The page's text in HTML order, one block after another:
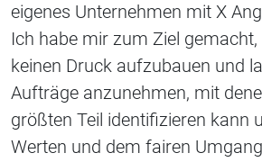
eigenes Unternehmen mit X
Ich habe mir zum Ziel
keinen Druck aufzubauen und
Aufträge anzunehmen, mit
größten Teil identifizieren kann
Werten und dem fairen